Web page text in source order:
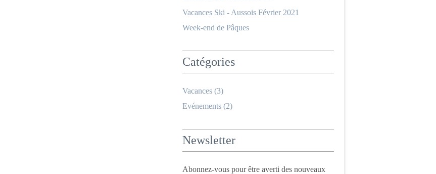
Vacances Ski - Aussois Février 2021
Week-end de Pâques
Catégories
Vacances (3)
Evénements (2)
Newsletter
Abonnez-vous pour être averti des nouveaux